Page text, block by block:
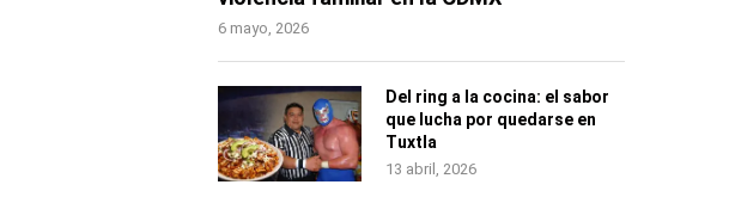
6 mayo, 2026
Del ring a la cocina: el sabor
que lucha por quedarse en
Tuxtla
13 abril, 2026